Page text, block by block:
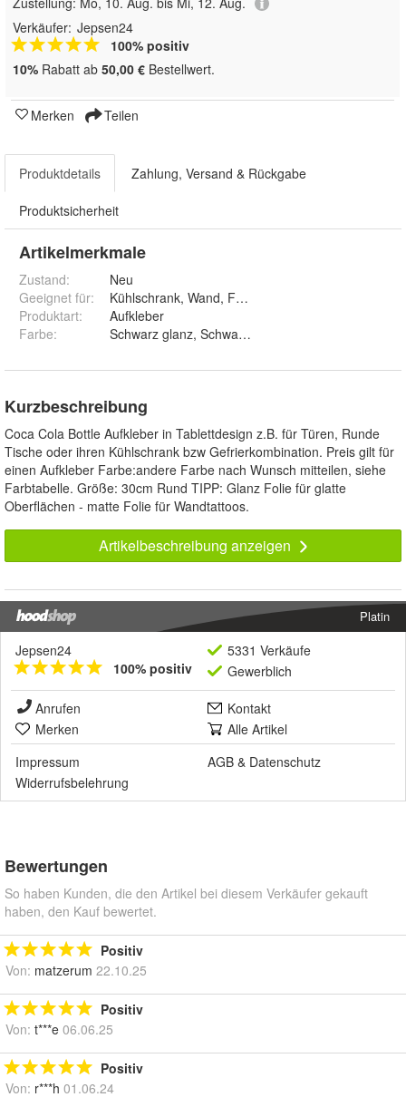
Verkäufer: Jepsen24
100% positiv
10% Rabatt ab 50,00 € Bestellwert.
Merken Teilen
Produktdetails Zahlung, Versand & Rückgabe
Produktsicherheit
Artikelmerkmale
Zustand:
Neu
Geeignet für:
Kühlschrank, Wand, Fenster, Auto, Wohnwagen
Produktart:
Aufkleber
Farbe: Schwarz glanz, Schwarz matt, Weiß glanz, Weiß
Kurzbeschreibung
Coca Cola Bottle Aufkleber in Tablettdesign z.B. für Türen, Runde
Tische oder ihren Kühlschrank bzw Gefrierkombination. Preis gilt für
einen Aufkleber Farbe:andere Farbe nach Wunsch mitteilen, siehe
Farbtabelle. Größe: 30cm Rund TIPP: Glanz Folie für glatte
Oberflächen - matte Folie für Wandtattoos.
Artikelbeschreibung anzeigen
Platin
Jepsen24
100% positiv
5331 Verkäufe
Gewerblich
Anrufen
Kontakt
Merken
Alle Artikel
Impressum
AGB & Datenschutz
Widerrufsbelehrung
Bewertungen
So haben Kunden, die den Artikel bei diesem Verkäufer gekauft
haben, den Kauf bewertet.
Positiv
Von: matzerum 22.10.25
Positiv
Von: t***e 06.06.25
Positiv
Von: r***h 01.06.24